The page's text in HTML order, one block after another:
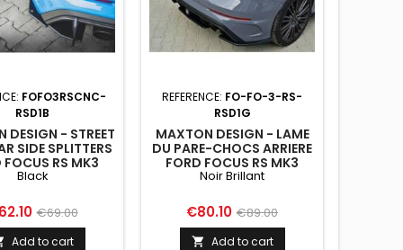
FOFO3RSCNC-
RSD1B
DESIGN - STREET
SIDE SPLITTERS
FOCUS RS MK3
BLACK
Black
Regular
price
€69.00
Add to cart
REFERENCE: FO-FO-3-RS-
RSD1G
MAXTON DESIGN - LAME
DU PARE-CHOCS ARRIERE
FORD FOCUS RS MK3
Noir Brillant
Price
€80.10 Regular
price
€89.00
 Add to cart